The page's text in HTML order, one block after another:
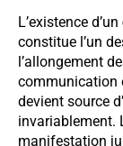
L’existence d’un
constitue l’un
l’allongement
communication
devient source
invariablement.
manifestation